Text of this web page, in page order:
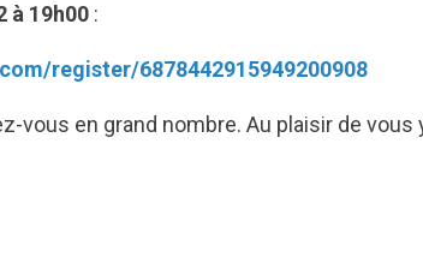
à 19h00 :
register/6878442915949200908
vous en grand nombre. Au plaisir de vous